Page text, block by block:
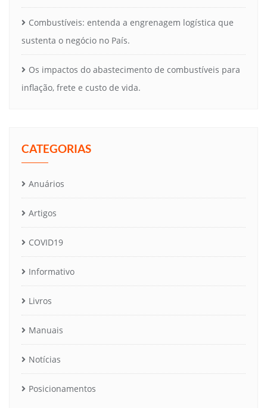
Combustíveis: entenda a engrenagem logística que
sustenta o negócio no País.
Os impactos do abastecimento de combustíveis para
inflação, frete e custo de vida.
CATEGORIAS
Anuários
Artigos
COVID19
Informativo
Livros
Manuais
Notícias
Posicionamentos